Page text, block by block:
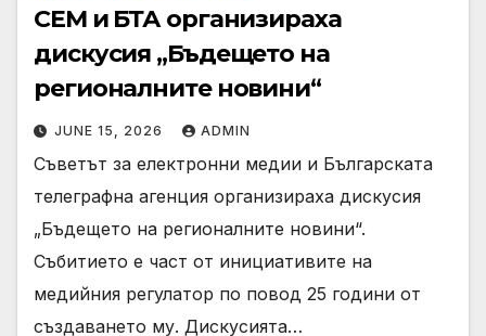
СЕМ и БТА организираха
дискусия „Бъдещето на
регионалните новини“
JUNE 15, 2026 ADMIN
Съветът за електронни медии и Българската
телеграфна агенция организираха дискусия
„Бъдещето на регионалните новини“.
Събитието е част от инициативите на
медийния регулатор по повод 25 години от
създаването му. Дискусията…